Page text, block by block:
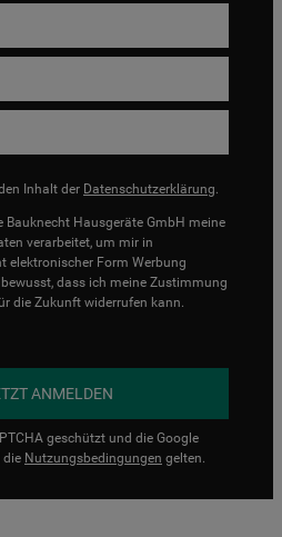
Inhalt der Datenschutzerklärung.
Bauknecht Hausgeräte GmbH meine
verarbeitet, um mir in
elektronischer Form Werbung
dass ich meine Zustimmung
die Zukunft widerrufen kann.
ANMELDEN
geschützt und die Google
die Nutzungsbedingungen gelten.